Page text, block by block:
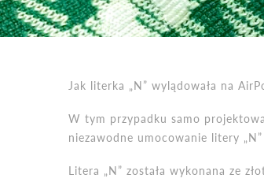
Jak literka „N” wylądowała na
W tym przypadku samo
niezawodne umocowanie litery
Litera „N” została wykonana ze